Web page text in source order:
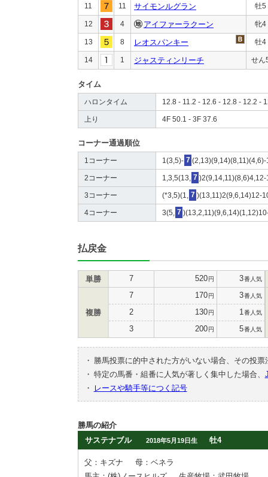
11 11 サイモンルグラン 牡5
12 4 アイファーラクーン 牝4
13 8 レオスパンキー 牡4
14 1 ジャスティンリーチ せん
タイム
ハロンタイム 12.8 - 11.2 - 12.6 - 12.8 - 12.2 -
上り 4F 50.1 - 3F 37.6
コーナー通過順位
1コーナー 1(3,5)- 7
2コーナー 1,3,5(13, 7 )2(9,14,11)(8,6)4,12-
3コーナー (*3,5)(1, 7 )(13,11)2(9,6,14)12-
4コーナー 3(5, 7
払戻金
単勝 7 520円 3番人気
複勝
7 170円 3番人気
2 130円 1 番人気
3 200円 5番人気
・
勝馬投票に的中された方がいない場合、その投
・ 特定の馬番・組番に人気が著しく集中した場合、
・
レースや騎手等につく記号
勝馬の紹介
サステナブル
2018年5月19日生 牡4
父：キズナ
母：ベネラ